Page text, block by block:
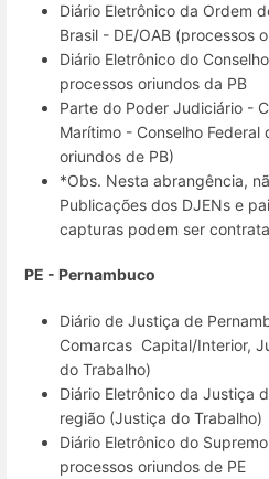
Diário Eletrônico da Ordem
Brasil - DE/OAB (processos
Diário Eletrônico do
processos oriundos da PB
Parte do Poder Judiciário -
Marítimo - Conselho Federal
oriundos de PB)
*Obs. Nesta abrangência,
Publicações dos DJENs e
capturas podem ser
PE - Pernambuco
Diário de Justiça de
Comarcas Capital/Interior,
do Trabalho)
Diário Eletrônico da Justiça
região (Justiça do Trabalho)
Diário Eletrônico do
processos oriundos de PE